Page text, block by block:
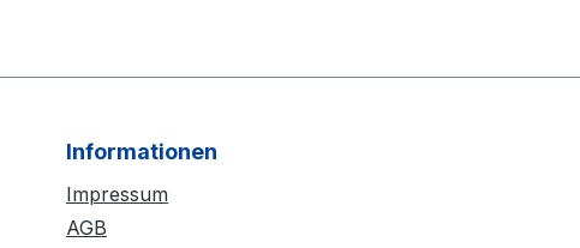
Informationen
Impressum
AGB